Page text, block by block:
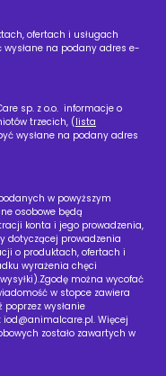
ofertach i usługach
wysłane na podany adres e-
sp. z o.o. informacje o
trzecich, (lista
wysłane na podany adres
w powyższym
osobowe będą
konta i jego prowadzenia,
dotyczącej prowadzenia
o produktach, ofertach i
wyrażenia chęci
można wycofać
w stopce zawiera
wysłanie
iod@animalcare.pl. Więcej
zostało zawartych w